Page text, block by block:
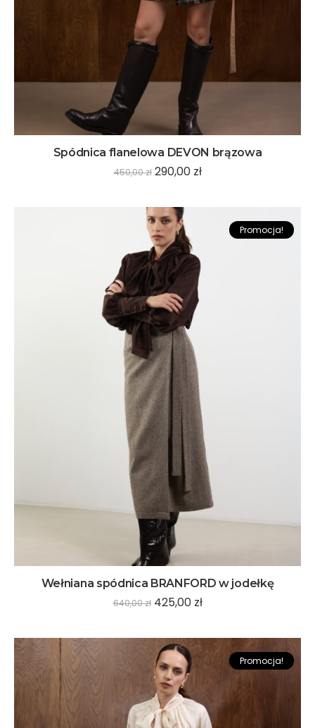
Spódnica flanelowa DEVON brązowa
450,00zł 290,00 zł
Promocja!
Wełniana spódnica BRANFORD w jodełkę
640,00zł 425,00 zł
Promocja!